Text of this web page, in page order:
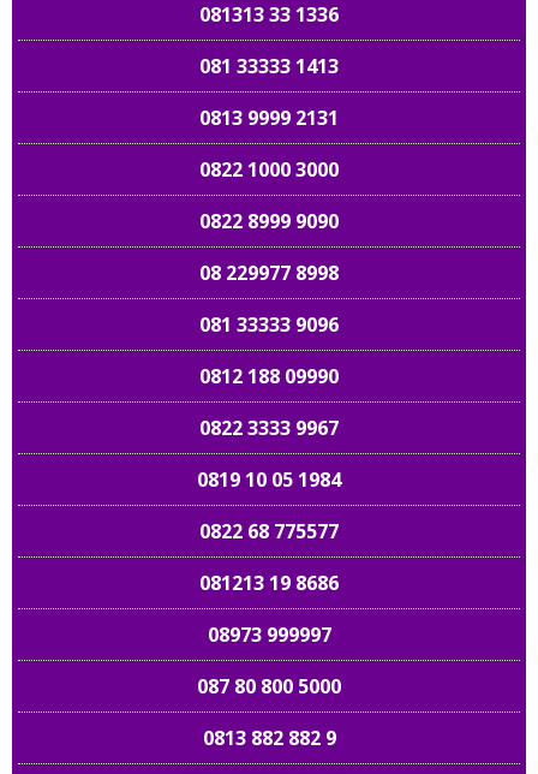
081313 33 1336
081 33333 1413
0813 9999 2131
0822 1000 3000
0822 8999 9090
08 229977 8998
081 33333 9096
0812 188 09990
0822 3333 9967
0819 10 05 1984
0822 68 775577
081213 19 8686
08973 999997
087 80 800 5000
0813 882 882 9